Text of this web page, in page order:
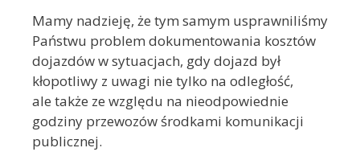
Mamy nadzieję, że tym samym usprawniliśmy
Państwu problem dokumentowania kosztów
dojazdów w sytuacjach, gdy dojazd był
kłopotliwy z uwagi nie tylko na odległość,
ale także ze względu na nieodpowiednie
godziny przewozów środkami komunikacji
publicznej.